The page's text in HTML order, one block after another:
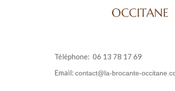
Téléphone: 06 13 78 17 69
Email: contact@la-brocante-